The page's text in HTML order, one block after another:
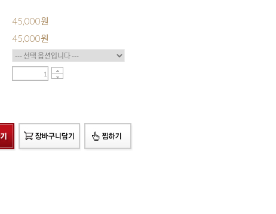
45,000원
45,000원